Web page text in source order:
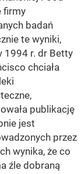
firmy
badań
te wyniki,
1994 r. dr Betty
chciała
publikację
jest
przez
wynika, że co
źle dobraną